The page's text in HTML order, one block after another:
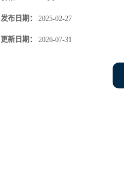
发布日期： 2025-02-27
更新日期： 2026-07-31